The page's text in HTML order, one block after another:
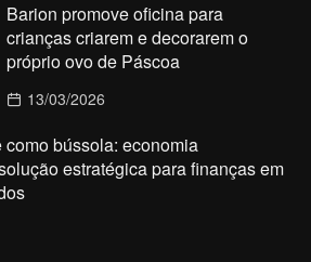
Barion promove oficina para
crianças criarem e decorarem o
próprio ovo de Páscoa
13/03/2026
como bússola: economia
estratégica para finanças em